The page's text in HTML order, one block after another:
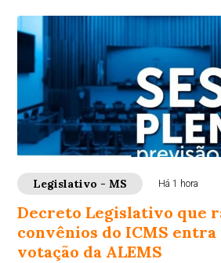
Legislativo - MS Há 1 hora
Decreto Legislativo que
convênios do ICMS entra
votação da ALEMS